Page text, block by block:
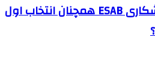
چرا محصولات جوشکاری ESAB همچنان انتخاب اول